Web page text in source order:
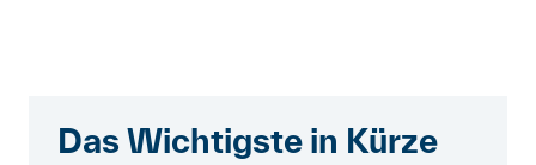
Das Wichtigste in Kürze